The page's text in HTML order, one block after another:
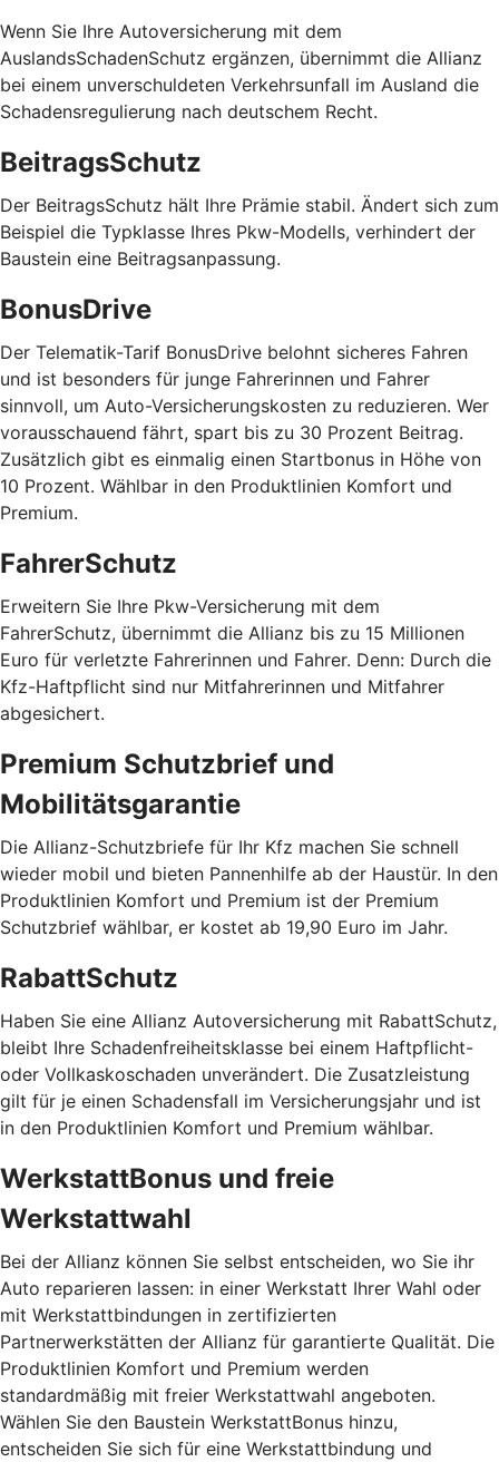
Wenn Sie Ihre Autoversicherung mit dem
AuslandsSchadenSchutz ergänzen, übernimmt die Allianz
bei einem unverschuldeten Verkehrsunfall im Ausland die
Schadensregulierung nach deutschem Recht.
BeitragsSchutz
Der BeitragsSchutz hält Ihre Prämie stabil. Ändert sich zum
Beispiel die Typklasse Ihres Pkw-Modells, verhindert der
Baustein eine Beitragsanpassung.
BonusDrive
Der Telematik-Tarif BonusDrive belohnt sicheres Fahren
und ist besonders für junge Fahrerinnen und Fahrer
sinnvoll, um Auto-Versicherungskosten zu reduzieren. Wer
vorausschauend fährt, spart bis zu 30 Prozent Beitrag.
Zusätzlich gibt es einmalig einen Startbonus in Höhe von
10 Prozent. Wählbar in den Produktlinien Komfort und
Premium.
FahrerSchutz
Erweitern Sie Ihre Pkw-Versicherung mit dem
FahrerSchutz, übernimmt die Allianz bis zu 15 Millionen
Euro für verletzte Fahrerinnen und Fahrer. Denn: Durch die
Kfz-Haftpflicht sind nur Mitfahrerinnen und Mitfahrer
abgesichert.
Premium Schutzbrief und
Mobilitätsgarantie
Die Allianz-Schutzbriefe für Ihr Kfz machen Sie schnell
wieder mobil und bieten Pannenhilfe ab der Haustür. In den
Produktlinien Komfort und Premium ist der Premium
Schutzbrief wählbar, er kostet ab 19,90 Euro im Jahr.
RabattSchutz
Haben Sie eine Allianz Autoversicherung mit RabattSchutz,
bleibt Ihre Schadenfreiheitsklasse bei einem Haftpflicht-
oder Vollkaskoschaden unverändert. Die Zusatzleistung
gilt für je einen Schadensfall im Versicherungsjahr und ist
in den Produktlinien Komfort und Premium wählbar.
WerkstattBonus und freie
Werkstattwahl
Bei der Allianz können Sie selbst entscheiden, wo Sie ihr
Auto reparieren lassen: in einer Werkstatt Ihrer Wahl oder
mit Werkstattbindungen in zertifizierten
Partnerwerkstätten der Allianz für garantierte Qualität. Die
Produktlinien Komfort und Premium werden
standardmäßig mit freier Werkstattwahl angeboten.
Wählen Sie den Baustein WerkstattBonus hinzu,
entscheiden Sie sich für eine Werkstattbindung und